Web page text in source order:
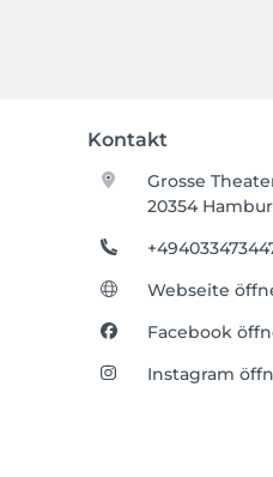
Kontakt
Grosse
20354
Webseite
Facebook
Instagram